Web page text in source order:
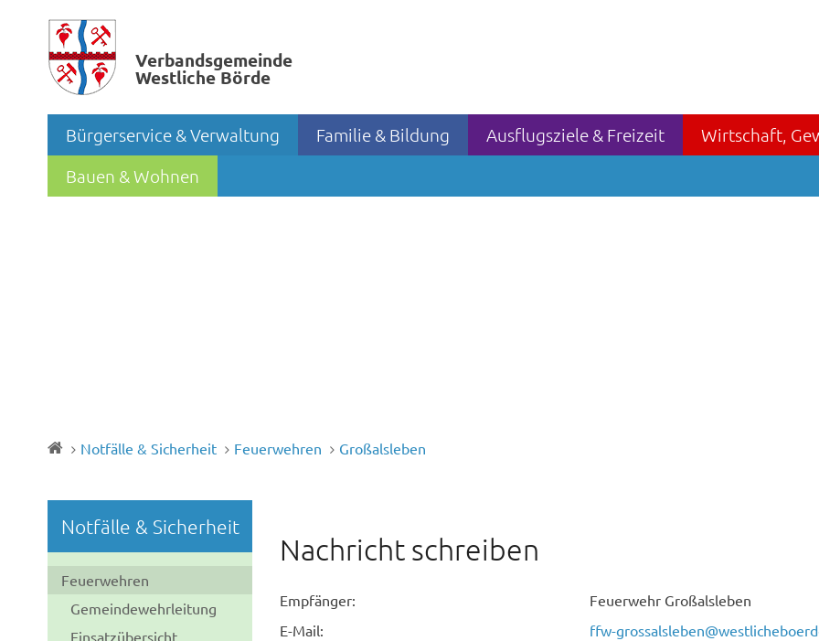
Verbands­gemeinde
Westliche Börde
Bürgerservice & Verwaltung Familie & Bildung Ausflugsziele & Freizeit
Wirtschaft,
Bauen & Wohnen
Notfälle & Sicherheit Feuerwehren Großalsleben
Notfälle & Sicherheit
Feuerwehren
Gemeindewehrleitung
Einsatzübersicht
Nachricht schreiben
Empfänger:
Feuerwehr Großalsleben
E-Mail:
ffw-